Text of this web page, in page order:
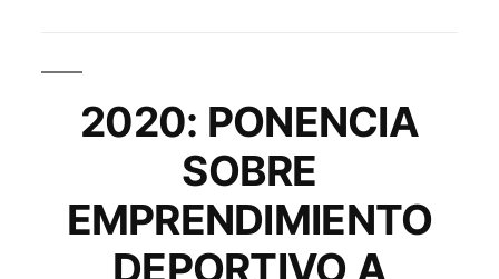
2020: PONENCIA
SOBRE
EMPRENDIMIENTO
DEPORTIVO A